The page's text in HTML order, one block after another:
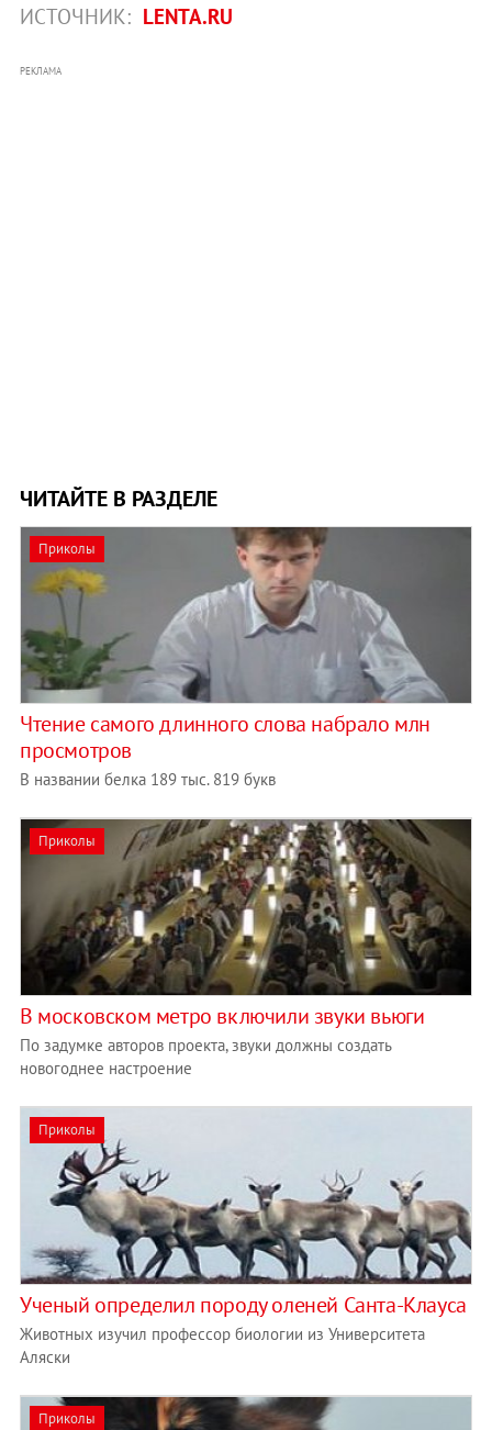
ИСТОЧНИК: LENTA.RU
РЕКЛАМА
ЧИТАЙТЕ В РАЗДЕЛЕ
Приколы
Чтение самого длинного слова набрало млн
просмотров
В названии белка 189 тыс. 819 букв
Приколы
В московском метро включили звуки вьюги
По задумке авторов проекта, звуки должны создать
новогоднее настроение
Приколы
Ученый определил породу оленей Санта-Клауса
Животных изучил профессор биологии из Университета
Аляски
Приколы